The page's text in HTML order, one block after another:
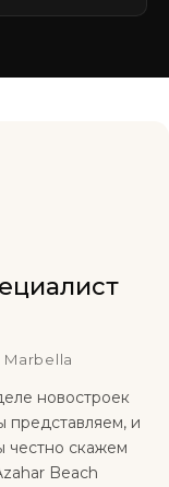
Marbella
новостроек
представляем, и
честно скажем
Beach